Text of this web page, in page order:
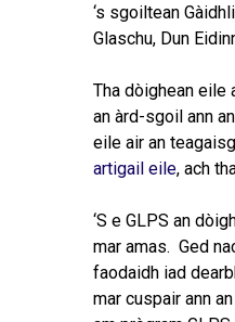
‘s sgoiltean
Glaschu, Dun
Tha dòighean eile
an àrd-sgoil ann
eile air an
artigail eile, ach
‘S e GLPS an
mar amas. Ged
faodaidh iad
mar cuspair ann